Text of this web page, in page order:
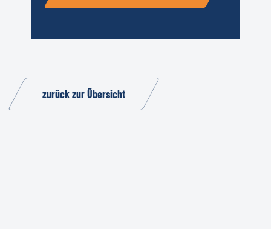
zurück zur Übersicht